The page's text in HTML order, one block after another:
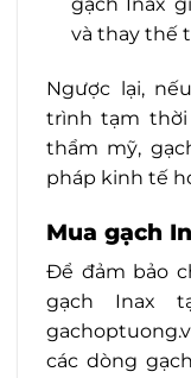
và thay thế
Ngược lại,
trình tạm thời
thẩm mỹ,
pháp kinh tế
Mua gạch
Để đảm bảo
gạch Inax
các dòng